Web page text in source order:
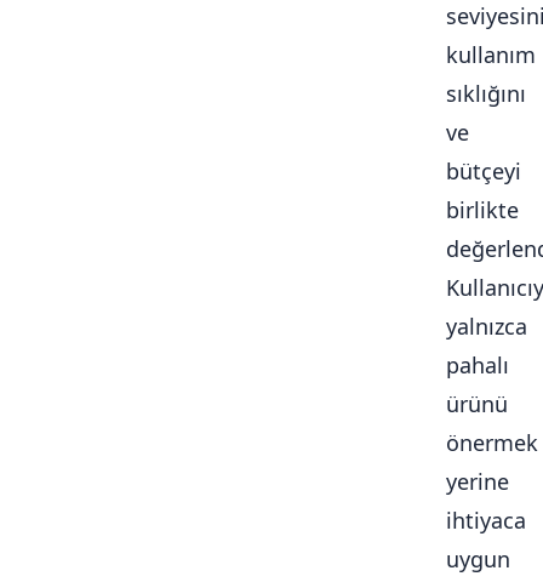
kullanım
sıklığını
ve
bütçeyi
birlikte
yalnızca
pahalı
ürünü
önermek
yerine
ihtiyaca
uygun